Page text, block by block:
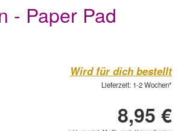
- Paper Pad
Wird für dich bestellt
Lieferzeit: 1-2 Wochen*
8,95 €